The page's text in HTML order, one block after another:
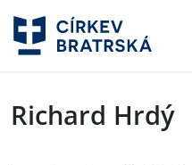
Richard Hrdý